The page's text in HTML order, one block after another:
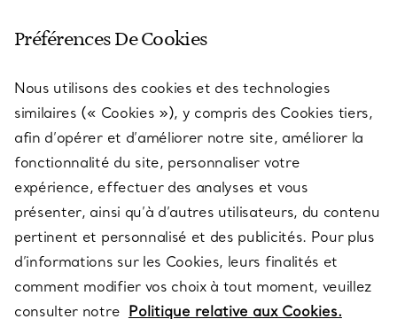
SERVICES
À PROPOS
QUESTIONS LÉGALES
SUIVEZ-NOUS
Préférences De Cookies
Nous utilisons des cookies et des technologies
similaires (« Cookies »), y compris des Cookies tiers,
afin d’opérer et d’améliorer notre site, améliorer la
fonctionnalité du site, personnaliser votre
expérience, effectuer des analyses et vous
présenter, ainsi qu’à d’autres utilisateurs, du contenu
pertinent et personnalisé et des publicités. Pour plus
d’informations sur les Cookies, leurs finalités et
comment modifier vos choix à tout moment, veuillez
consulter notre Politique relative aux Cookies.